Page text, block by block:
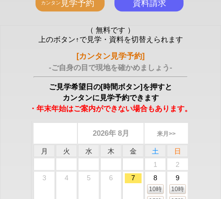
（ 無料です ）
上のボタン↑で見学・資料を切替えられます
[カンタン見学予約]
-ご自身の目で現地を確かめましょう-
ご見学希望日の[時間ボタン]を押すと
カンタンに見学予約できます
・年末年始はご案内ができない場合もあります。
2026年 8月 来月>>
月 火 水 木 金 土
日
1
2
3
4 5 6 7 8
10時
9
10時